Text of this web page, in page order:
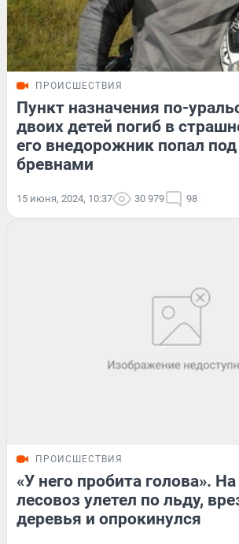
ПРОИСШЕСТВИЯ
Пункт назначения по-
двоих детей погиб в
его внедорожник попал под
бревнами
15 июня, 2024, 10:37 30 979 98
ПРОИСШЕСТВИЯ
«У него пробита голова».
лесовоз улетел по льду,
деревья и опрокинулся